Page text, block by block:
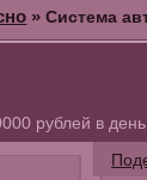
»Cистема
рублей в день